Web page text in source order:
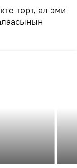
төрт, ал эми